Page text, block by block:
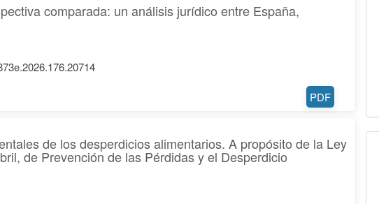
comparada: un análisis jurídico entre España,
PDF
de los desperdicios alimentarios. A propósito de la Ley
de Prevención de las Pérdidas y el Desperdicio